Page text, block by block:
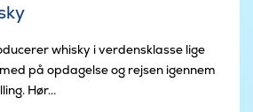
whisky i verdensklasse lige
på opdagelse og rejsen igennem
Hør...